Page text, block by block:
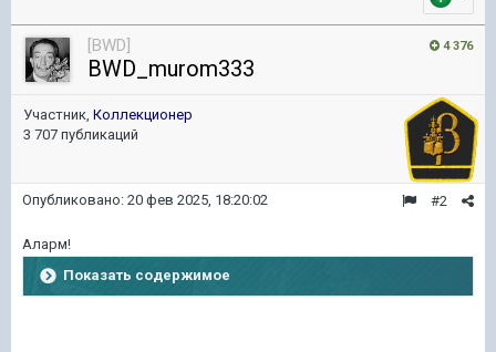
4 376
[BWD]
BWD_murom333
Участник, Коллекционер
3 707 публикаций
#2
Опубликовано: 20 фев 2025, 18:20:02
Аларм!
Показать содержимое